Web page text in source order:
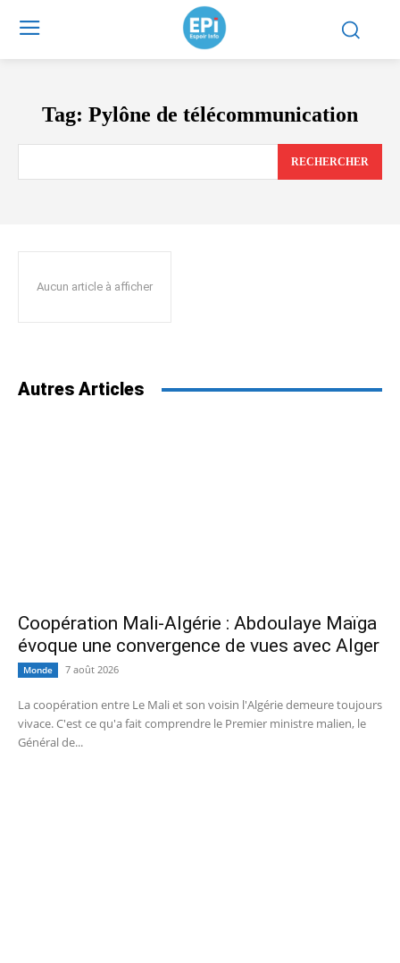
Tag: Pylône de télécommunication
RECHERCHER
Aucun article à afficher
Autres Articles
Coopération Mali-Algérie : Abdoulaye Maïga
évoque une convergence de vues avec Alger
Monde 7 août 2026
La coopération entre Le Mali et son voisin l'Algérie demeure toujours
vivace. C'est ce qu'a fait comprendre le Premier ministre malien, le
Général de...